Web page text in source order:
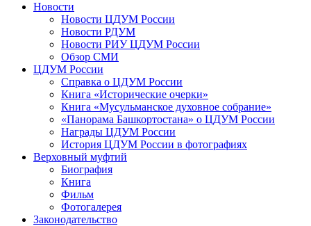
Новости
Новости ЦДУМ России
Новости РДУМ
Новости РИУ ЦДУМ России
Обзор СМИ
ЦДУМ России
Справка о ЦДУМ России
Книга «Исторические очерки»
Книга «Мусульманское духовное собрание»
«Панорама Башкортостана» о ЦДУМ России
Награды ЦДУМ России
История ЦДУМ России в фотографиях
Верховный муфтий
Биография
Книга
Фильм
Фотогалерея
Законодательство